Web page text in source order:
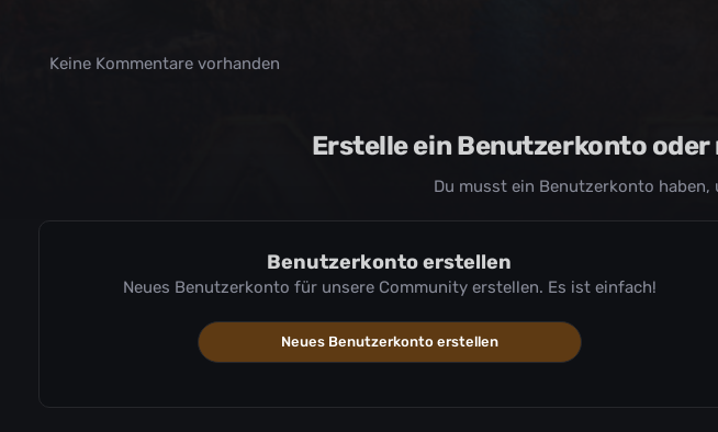
Keine Kommentare vorhanden
Erstelle ein Benutzerkonto oder
Du musst ein Benutzerkonto
Benutzerkonto erstellen
Neues Benutzerkonto für unsere Community erstellen. Es ist einfach!
Neues Benutzerkonto erstellen